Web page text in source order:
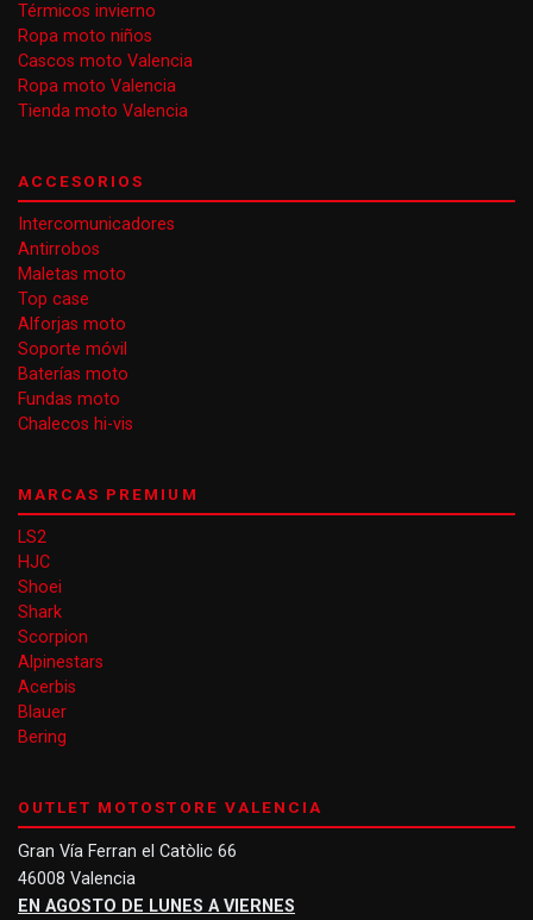
Térmicos invierno
Ropa moto niños
Cascos moto Valencia
Ropa moto Valencia
Tienda moto Valencia
ACCESORIOS
Intercomunicadores
Antirrobos
Maletas moto
Top case
Alforjas moto
Soporte móvil
Baterías moto
Fundas moto
Chalecos hi-vis
MARCAS PREMIUM
LS2
HJC
Shoei
Shark
Scorpion
Alpinestars
Acerbis
Blauer
Bering
OUTLET MOTOSTORE VALENCIA
Gran Vía Ferran el Catòlic 66
46008 Valencia
EN AGOSTO DE LUNES A VIERNES